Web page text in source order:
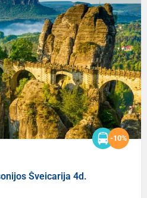
-10%
Šveicarija 4d.